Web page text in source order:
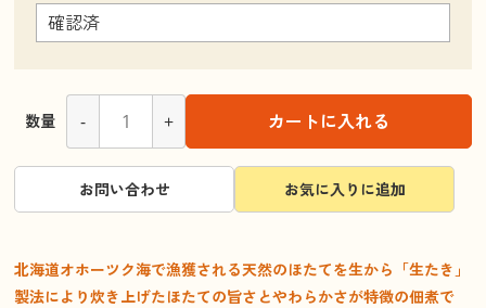
数量 - + カートに入れる
お問い合わせ お気に入りに追加
北海道オホーツク海で漁獲される天然のほたてを生から「生たき」
製法により炊き上げたほたての旨さとやわらかさが特徴の佃煮で